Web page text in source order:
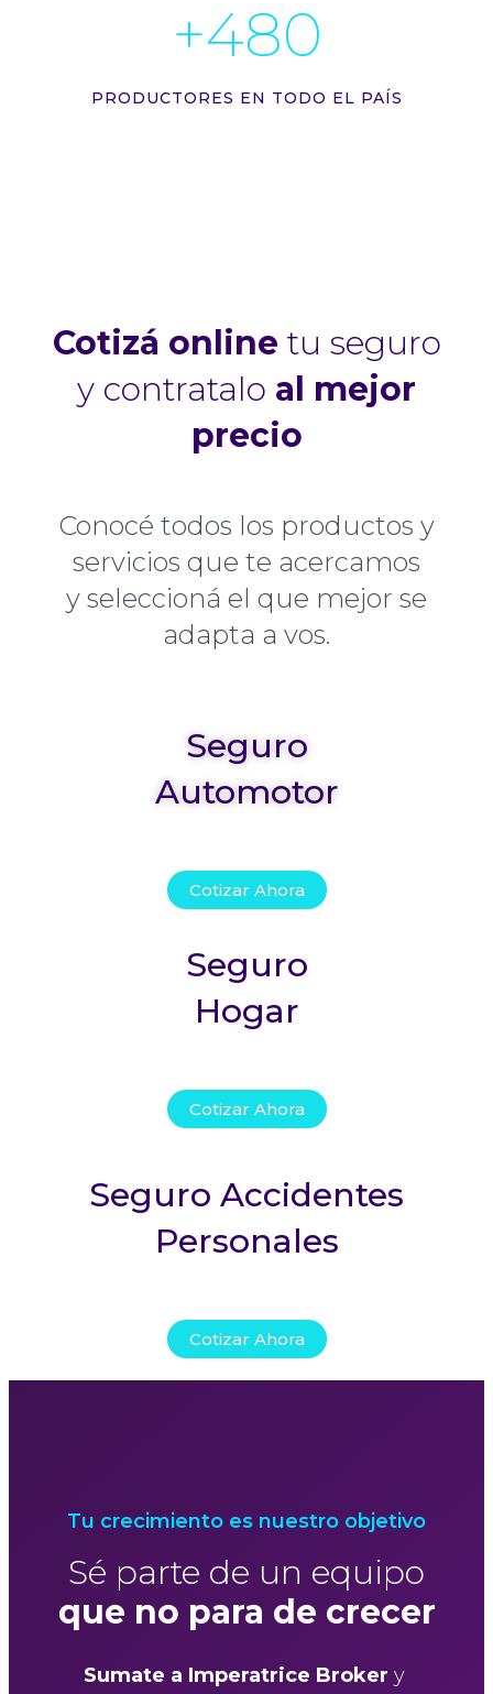
+480
PRODUCTORES EN TODO EL PAÍS
Cotizá online tu seguro
y contratalo al mejor
precio
Conocé todos los productos y
servicios que te acercamos
y seleccioná el que mejor se
adapta a vos.
Seguro
Automotor
Cotizar Ahora
Seguro
Hogar
Cotizar Ahora
Seguro Accidentes
Personales
Cotizar Ahora
Tu crecimiento es nuestro objetivo
Sé parte de un equipo
que no para de crecer
Sumate a Imperatrice Broker y